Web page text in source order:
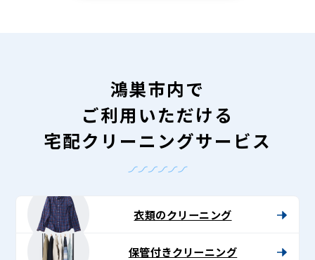
鴻巣市内で
ご利用いただける
宅配クリーニングサービス
衣類のクリーニング
保管付きクリーニング